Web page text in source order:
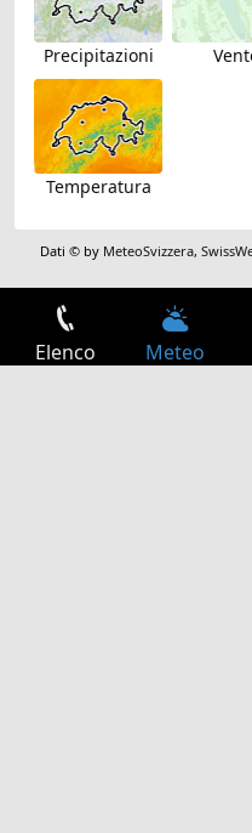
Precipitazioni
Temperatura
Dati © by MeteoSvizzera,
Elenco Meteo